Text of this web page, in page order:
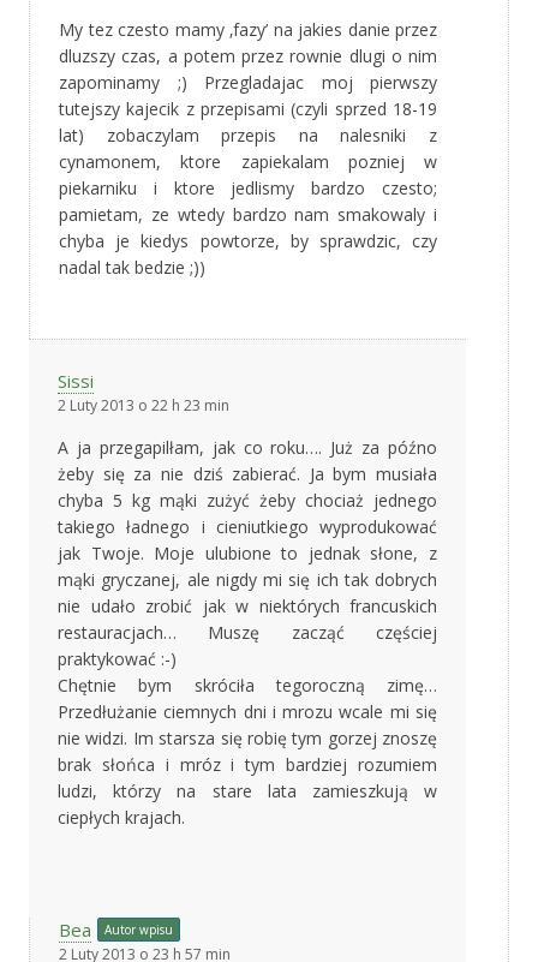
My tez czesto mamy ‚fazy’ na jakies danie przez
dluzszy czas, a potem przez rownie dlugi o nim
zapominamy ;) Przegladajac moj pierwszy
tutejszy kajecik z przepisami (czyli sprzed 18-19
lat) zobaczylam przepis na nalesniki z
cynamonem, ktore zapiekalam pozniej w
piekarniku i ktore jedlismy bardzo czesto;
pamietam, ze wtedy bardzo nam smakowaly i
chyba je kiedys powtorze, by sprawdzic, czy
nadal tak bedzie ;))
Sissi
2 Luty 2013 o 22 h 23 min
A ja przegapilłam, jak co roku…. Już za późno
żeby się za nie dziś zabierać. Ja bym musiała
chyba 5 kg mąki zużyć żeby chociaż jednego
takiego ładnego i cieniutkiego wyprodukować
jak Twoje. Moje ulubione to jednak słone, z
mąki gryczanej, ale nigdy mi się ich tak dobrych
nie udało zrobić jak w niektórych francuskich
restauracjach… Muszę zacząć częściej
praktykować :-)
Chętnie bym skróciła tegoroczną zimę…
Przedłużanie ciemnych dni i mrozu wcale mi się
nie widzi. Im starsza się robię tym gorzej znoszę
brak słońca i mróz i tym bardziej rozumiem
ludzi, którzy na stare lata zamieszkują w
ciepłych krajach.
Bea Autor wpisu
2 Luty 2013 o 23 h 57 min